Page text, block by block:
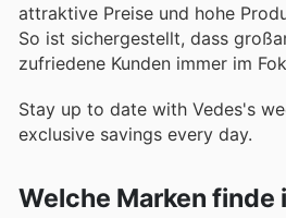
attraktive Preise und hohe
So ist sichergestellt, dass
zufriedene Kunden immer im
Stay up to date with Vedes's
exclusive savings every day.
Welche Marken finde